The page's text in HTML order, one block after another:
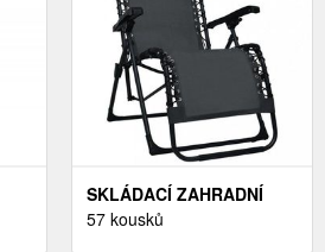
SKLÁDACÍ ZAHRADNÍ
KŘESLO DEKORHOME
57 kousků